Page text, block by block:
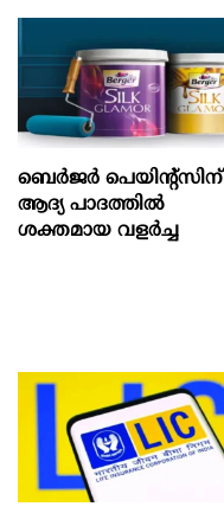
ബെർജർ പെയിന്റ്സിന്
ആദ്യ പാദത്തിൽ
ശക്തമായ വളർച്ച